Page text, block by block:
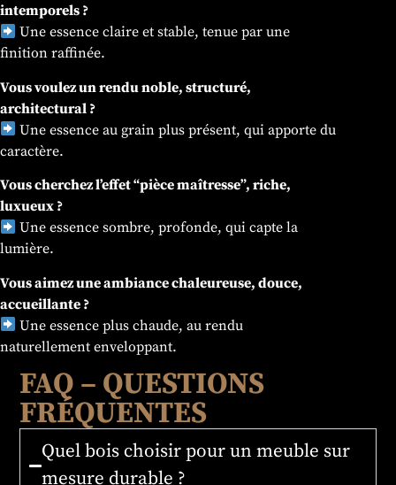
intemporels ?
Une essence claire et stable, tenue par une
finition raffinée.
Vous voulez un rendu noble, structuré,
architectural ?
Une essence au grain plus présent, qui apporte du
caractère.
Vous cherchez l’effet “pièce maîtresse”, riche,
luxueux ?
Une essence sombre, profonde, qui capte la
lumière.
Vous aimez une ambiance chaleureuse, douce,
accueillante ?
Une essence plus chaude, au rendu
naturellement enveloppant.
FAQ – QUESTIONS
FRÉQUENTES
Quel bois choisir pour un meuble sur
mesure durable ?